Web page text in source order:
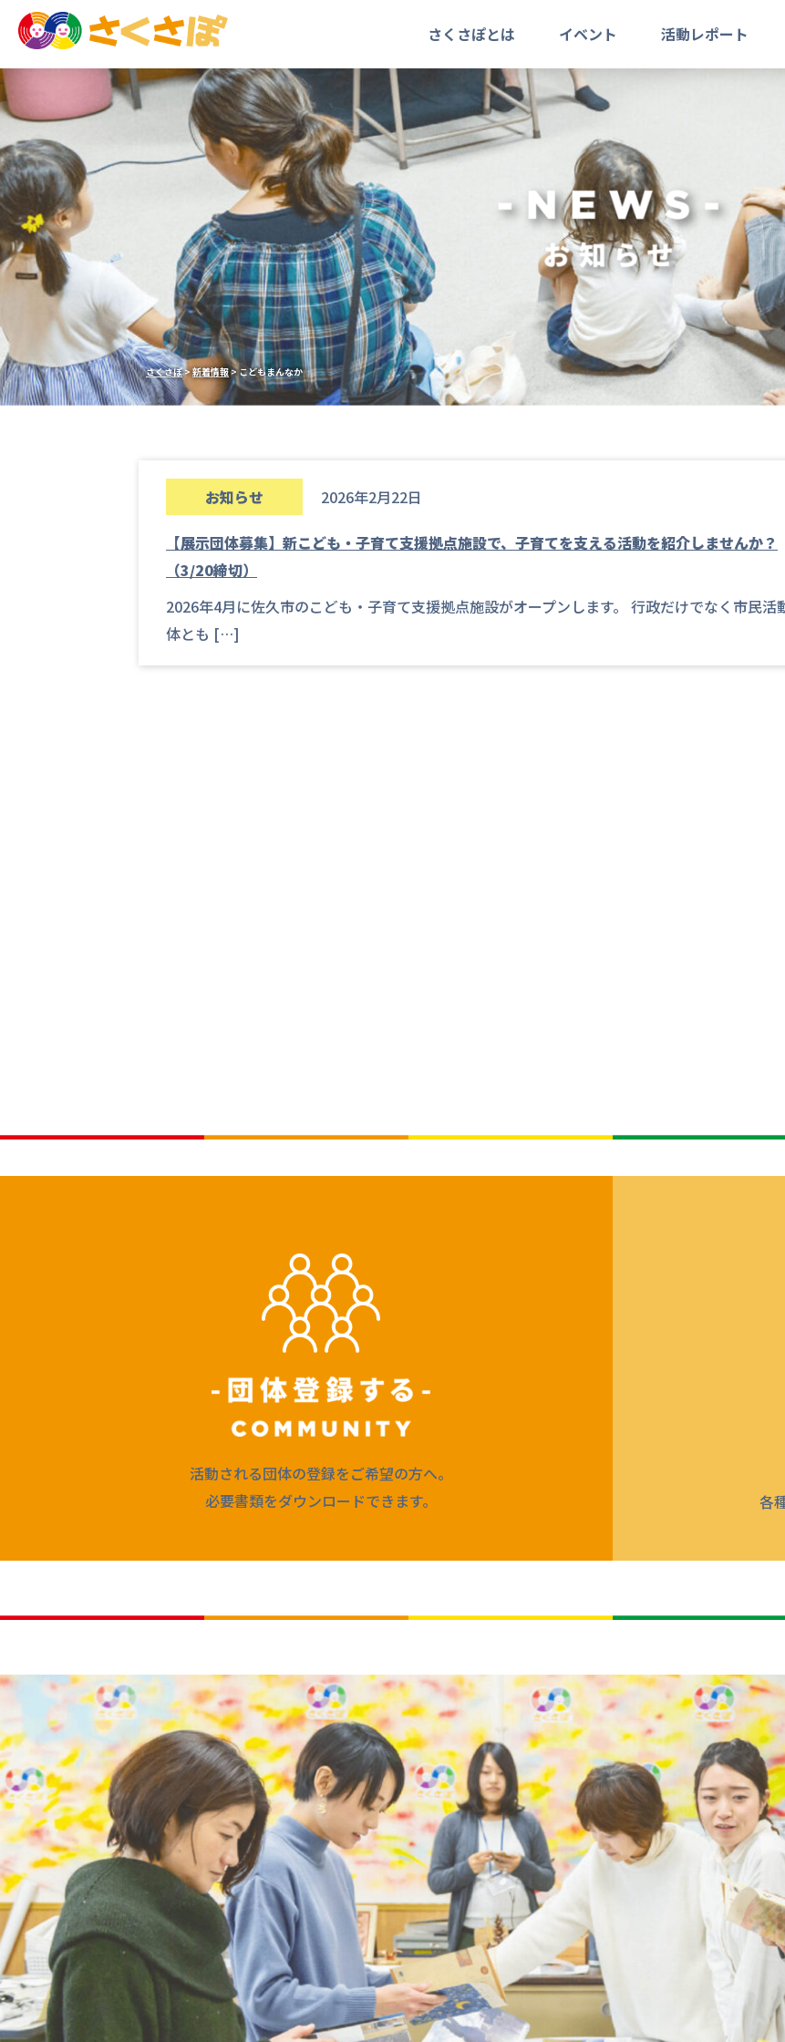
さくさぽとは イベント 活動レポート
さくさぽ>新着情報>こどもまんなか
お知らせ 2026年2月22日
【展示団体募集】新こども・子育て支援拠点施設で、子育てを支える活動を紹介しませんか？
（3/20締切）
2026年4月に佐久市のこども・子育て支援拠点施設がオープンします。 行政だけでなく市民活
体とも […]
活動される団体の登録をご希望の方へ。
必要書類をダウンロードできます。
各